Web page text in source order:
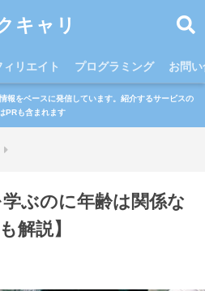
キャリ
リエイト プログラミング お問
報をベースに発信しています。紹介するサービスの
PRも含まれます
ぶのに年齢は関係な
解説】